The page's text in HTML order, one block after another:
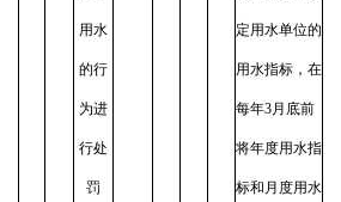
用水
的行
为进
行处
罚
定用水单位的
用水指标，在
每年3月底前
将年度用水指
标和月度用水